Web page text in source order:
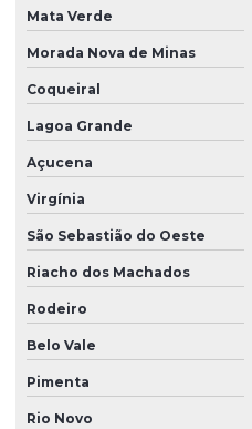
Mata Verde
Morada Nova de Minas
Coqueiral
Lagoa Grande
Açucena
Virgínia
São Sebastião do Oeste
Riacho dos Machados
Rodeiro
Belo Vale
Pimenta
Rio Novo